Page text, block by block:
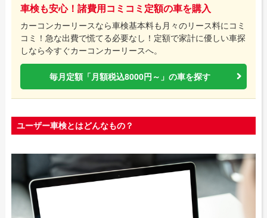
車検も安心！諸費用コミコミ定額の車を購入
カーコンカーリースなら車検基本料も月々のリース料にコミ
コミ！急な出費で慌てる必要なし！定額で家計に優しい車探
しなら今すぐカーコンカーリースへ。
毎月定額「月額税込8000円～」の車を探す
ユーザー車検とはどんなもの？